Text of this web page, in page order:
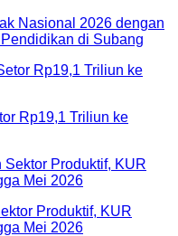
Nasional 2026 dengan
di Subang
Rp19,1 Triliun ke
Produktif, KUR
Mei 2026